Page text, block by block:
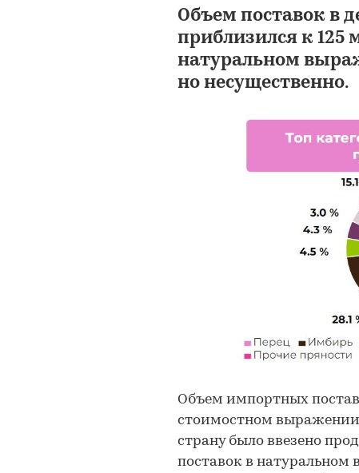
Объем поставок в
приблизился к 125
натуральном
но несущественно.
Объем импортных
стоимостном выражении
страну было ввезено
поставок в